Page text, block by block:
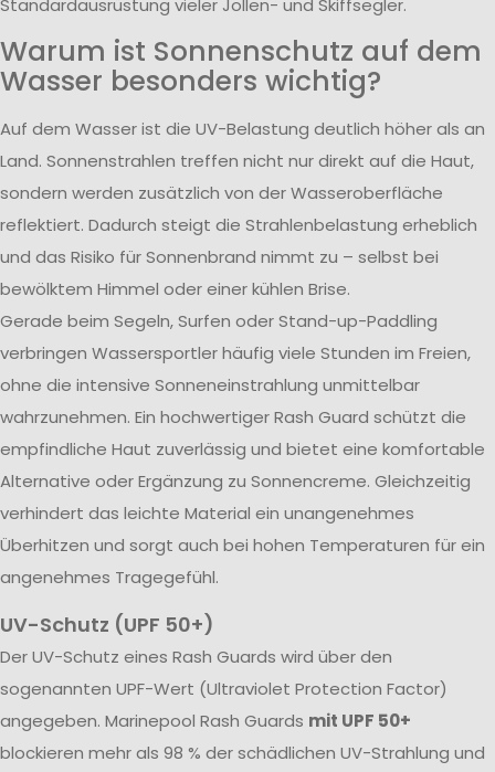
Warum ist Sonnenschutz auf dem
Wasser besonders wichtig?
Auf dem Wasser ist die UV-Belastung deutlich höher als an
Land. Sonnenstrahlen treffen nicht nur direkt auf die Haut,
sondern werden zusätzlich von der Wasseroberfläche
reflektiert. Dadurch steigt die Strahlenbelastung erheblich
und das Risiko für Sonnenbrand nimmt zu – selbst bei
bewölktem Himmel oder einer kühlen Brise.
Gerade beim Segeln, Surfen oder Stand-up-Paddling
verbringen Wassersportler häufig viele Stunden im Freien,
ohne die intensive Sonneneinstrahlung unmittelbar
wahrzunehmen. Ein hochwertiger Rash Guard schützt die
empfindliche Haut zuverlässig und bietet eine komfortable
Alternative oder Ergänzung zu Sonnencreme. Gleichzeitig
verhindert das leichte Material ein unangenehmes
Überhitzen und sorgt auch bei hohen Temperaturen für ein
angenehmes Tragegefühl.
UV-Schutz (UPF 50+)
Der UV-Schutz eines Rash Guards wird über den
sogenannten UPF-Wert (Ultraviolet Protection Factor)
angegeben. Marinepool Rash Guards mit UPF 50+
blockieren mehr als 98 % der schädlichen UV-Strahlung und